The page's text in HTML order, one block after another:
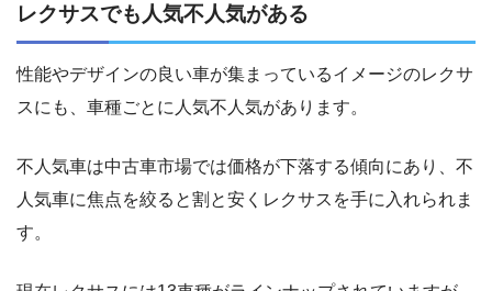
レクサスでも人気不人気がある
性能やデザインの良い車が集まっているイメージのレクサ
スにも、車種ごとに人気不人気があります。
不人気車は中古車市場では価格が下落する傾向にあり、不
人気車に焦点を絞ると割と安くレクサスを手に入れられま
す。